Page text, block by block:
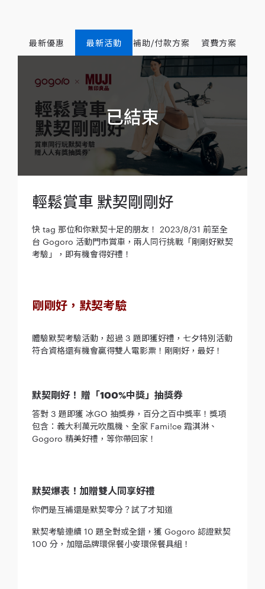
最新優惠 最新活動 補助/付款方案 資費方案
輕鬆賞車 默契剛剛好
快 tag 那位和你默契十足的朋友！ 2023/8/31 前至全
台 Gogoro 活動門市賞車，兩人同行挑戰「剛剛好默契
考驗」，即有機會得好禮！
剛剛好，默契考驗
體驗默契考驗活動，超過 3 題即獲好禮，七夕特別活動
符合資格還有機會贏得雙人電影票！剛剛好，最好！
默契剛好！ 贈「100%中獎」抽獎券
答對 3 題即獲 冰GO 抽獎券，百分之百中獎率！獎項
包含：義大利萬元吹風機、全家 Fami!ce 霜淇淋、
Gogoro 精美好禮，等你帶回家！
默契爆表！加贈雙人同享好禮
你們是互補還是默契零分？試了才知道
默契考驗連續 10 題全對或全錯，獲 Gogoro 認證默契
100 分，加贈品牌環保餐小麥環保餐具組！